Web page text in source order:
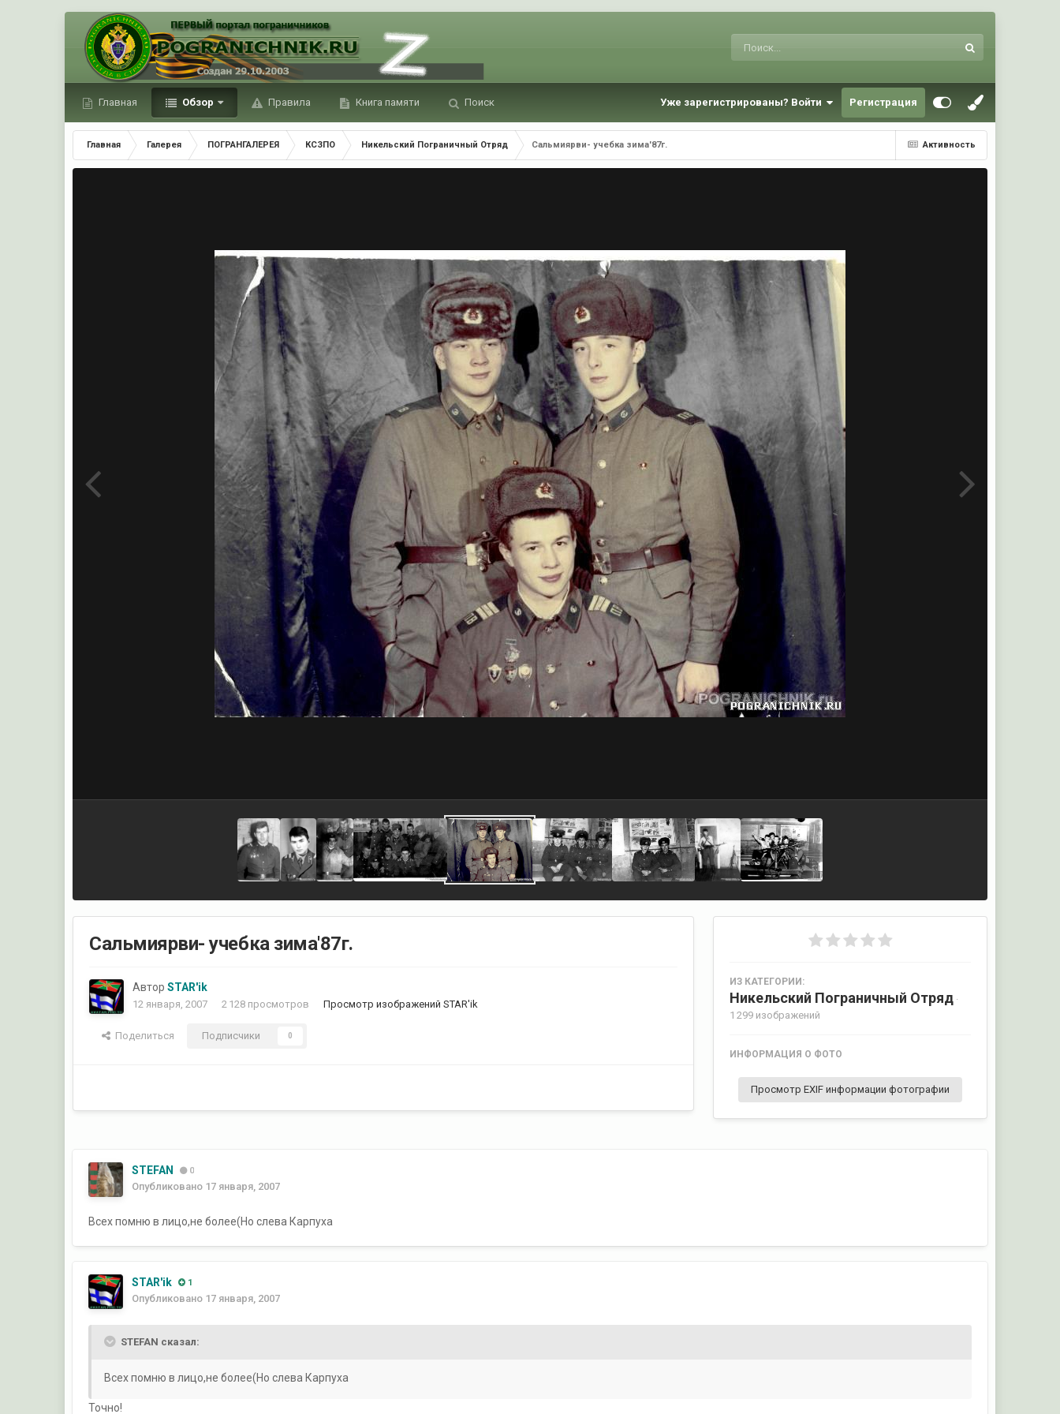
Главная Обзор Правила Книга памяти Поиск Уже зарегистрированы? Войти Регистрация
Активность
Главная Галерея ПОГРАНГАЛЕРЕЯ КСЗПО Никельский Пограничный Отряд Сальмиярви- учебка зима'87г.
Сальмиярви- учебка зима'87г.
АвторSTAR'ik
12 января, 2007 2 128 просмотров Просмотр изображений STAR'ik
Поделиться Подписчики 0
ИЗ КАТЕГОРИИ:
Никельский Пограничный Отряд ·
1 299 изображений
ИНФОРМАЦИЯ О ФОТО
Просмотр EXIF информации фотографии
STEFAN 0
Опубликовано 17 января, 2007
Всех помню в лицо,не более(Но слева Карпуха
STAR'ik 1
Опубликовано 17 января, 2007
STEFAN сказал:
Всех помню в лицо,не более(Но слева Карпуха
Точно!